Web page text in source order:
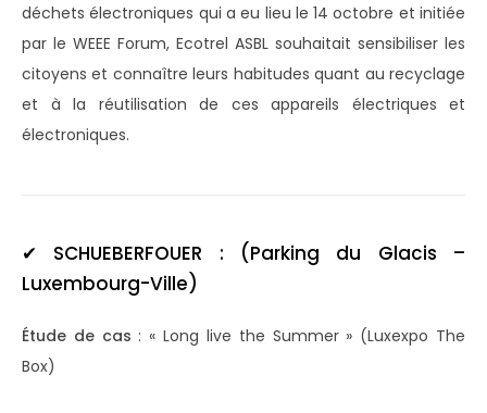
déchets électroniques qui a eu lieu le 14 octobre et initiée
par le WEEE Forum, Ecotrel ASBL souhaitait sensibiliser les
citoyens et connaître leurs habitudes quant au recyclage
et à la réutilisation de ces appareils électriques et
électroniques.
✔ SCHUEBERFOUER : (Parking du Glacis –
Luxembourg-Ville)
Étude de cas : « Long live the Summer » (Luxexpo The
Box)